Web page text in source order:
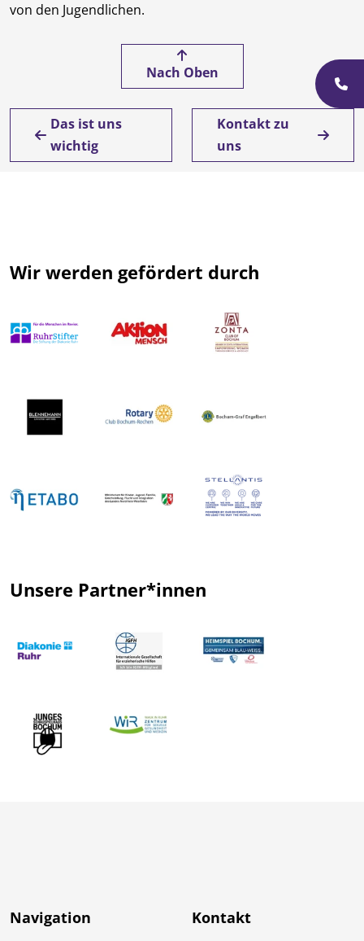
von den Jugendlichen.
Nach Oben
Das ist uns
wichtig
Kontakt zu
uns
Wir werden gefördert durch
Unsere Partner*innen
Navigation Kontakt